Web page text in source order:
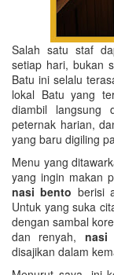
Salah satu staf
setiap hari, bukan
Batu ini selalu
lokal Batu yang
diambil langsung
peternak harian,
yang baru digiling
Menu yang
yang ingin makan
nasi bento berisi
Untuk yang suka
dengan sambal
dan renyah, nasi
disajikan dalam